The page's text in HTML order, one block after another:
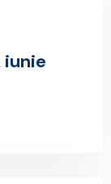
iunie